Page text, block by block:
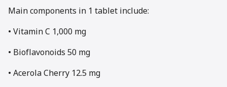
Main components in 1 tablet include:
• Vitamin C 1,000 mg
• Bioflavonoids 50 mg
• Acerola Cherry 12.5 mg